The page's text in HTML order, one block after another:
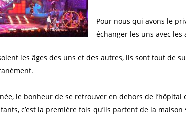
Pour nous qui avons le
échanger les uns avec
les âges des uns et des autres, ils sont tout de
le bonheur de se retrouver en dehors de
c’est la première fois qu’ils partent de la